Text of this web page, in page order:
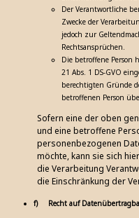
Der Verantwortliche
Zwecke der
jedoch zur
Rechtsansprüchen.
Die betroffene Person
21 Abs. 1 DS-GVO
berechtigten Gründe
betroffenen Person
Sofern eine der oben
und eine betroffene
personenbezogenen
möchte, kann sie sich
die Verarbeitung
die Einschränkung der
f) Recht auf